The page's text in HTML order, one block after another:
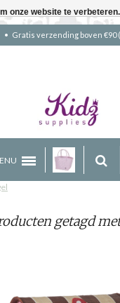
Gratis verzending boven €90
getagd
onze website te